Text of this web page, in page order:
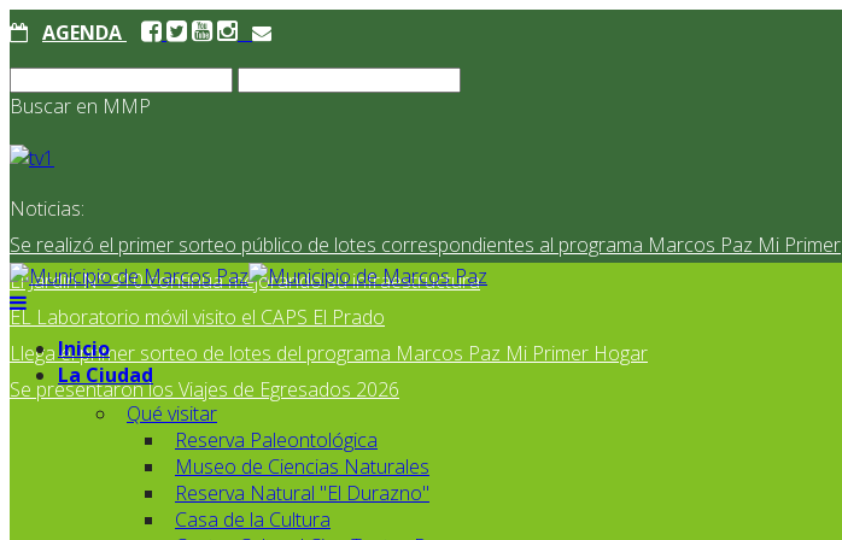
AGENDA
Buscar en MMP
Noticias:
Se realizó el primer sorteo público de lotes correspondientes al programa Marcos Paz Mi Primer
El Jardín N° 910 continúa mejorando su infraestructura
EL Laboratorio móvil visito el CAPS El Prado
Llega el primer sorteo de lotes del programa Marcos Paz Mi Primer Hogar
Se presentaron los Viajes de Egresados 2026
Inicio
La Ciudad
Qué visitar
Reserva Paleontológica
Museo de Ciencias Naturales
Reserva Natural "El Durazno"
Casa de la Cultura